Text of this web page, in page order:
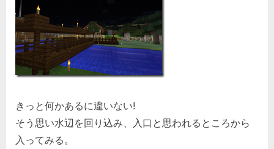
きっと何かあるに違いない!
そう思い水辺を回り込み、入口と思われるところから
入ってみる。